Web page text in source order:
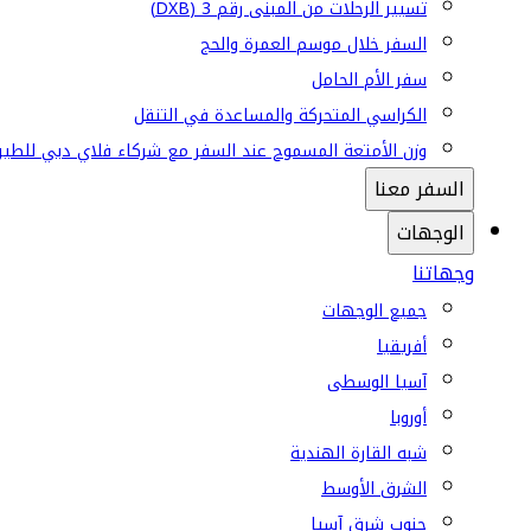
تسيير الرحلات من المبنى رقم 3 (DXB)
السفر خلال موسم العمرة والحج
سفر الأم الحامل
الكراسي المتحركة والمساعدة في التنقل
وزن الأمتعة المسموح عند السفر مع شركاء فلاي دبي
السفر معنا
الوجهات
وجهاتنا
جميع الوجهات
أفريقيا
آسيا الوسطى
أوروبا
شبه القارة الهندية
الشرق الأوسط
جنوب شرق آسيا